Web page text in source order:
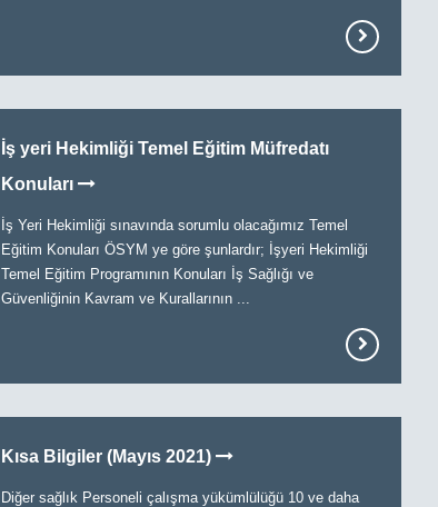
İş yeri Hekimliği Temel Eğitim Müfredatı
Konuları
İş Yeri Hekimliği sınavında sorumlu olacağımız Temel
Eğitim Konuları ÖSYM ye göre şunlardır; İşyeri Hekimliği
Temel Eğitim Programının Konuları İş Sağlığı ve
Güvenliğinin Kavram ve Kurallarının ...
Kısa Bilgiler (Mayıs 2021)
Diğer sağlık Personeli çalışma yükümlülüğü 10 ve daha